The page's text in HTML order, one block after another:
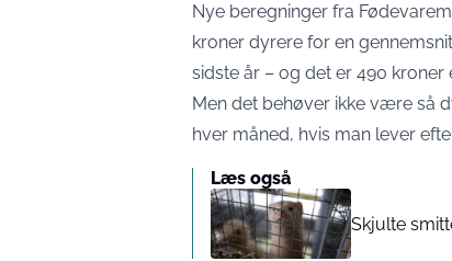
Nye beregninger fra
kroner dyrere for en
sidste år – og det er 490
Men det behøver ikke være så
hver måned, hvis man lever
Læs også
Skjulte